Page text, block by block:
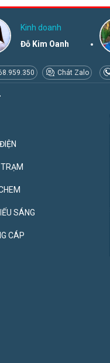
Kinh doanh
Đỗ Kim Oanh
Chát Zalo
SÁNG
CÁP